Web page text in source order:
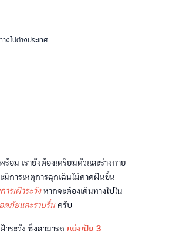
นทางไปต่างประเทศ
อม เรายังต้องเตรียมตัวและร่างกาย
มีการเหตุการฉุกเฉินไม่คาดฝันขึ้น
รเฝ้าระวังหากจะต้องเดินทางไปใน
ดภัยและราบรื่น ครับ
าระวัง ซึ่งสามารถ แบ่งเป็น 3